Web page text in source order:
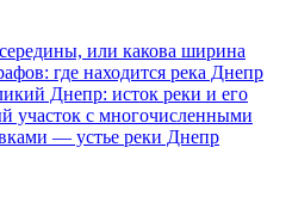
или какова ширина
где находится река Днепр
Днепр: исток реки и его
участок с многочисленными
— устье реки Днепр